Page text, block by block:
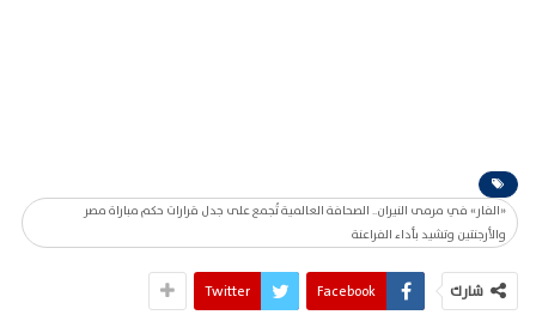
«الفار» في مرمى النيران.. الصحافة العالمية تُجمع على جدل قرارات حكم مباراة مصر
والأرجنتين وتشيد بأداء الفراعنة
شارك Facebook
Twitter